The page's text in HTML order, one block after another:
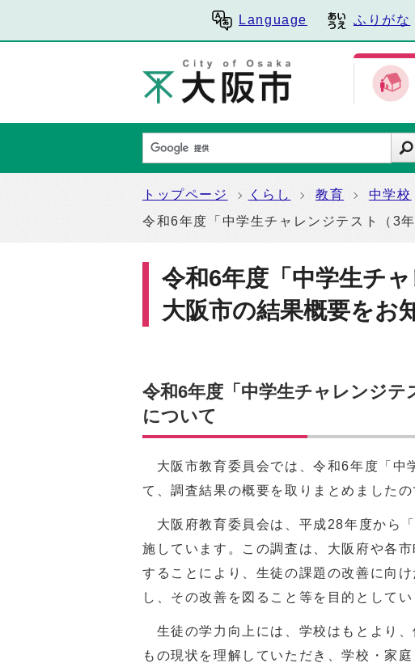
Language ふりがな
トップページ くらし 教育
中学校
令和6年度「中学生チャレンジテスト（3
令和6年度「中学生チ
大阪市の結果概要をお
令和6年度「中学生チャレンジテ
について
大阪市教育委員会では、令和6年度「中
て、調査結果の概要を取りまとめましたの
大阪府教育委員会は、平成28年度から
施しています。この調査は、大阪府や各
することにより、生徒の課題の改善に向
し、その改善を図ること等を目的としてい
生徒の学力向上には、学校はもとより
もの現状を理解していただき、学校・家